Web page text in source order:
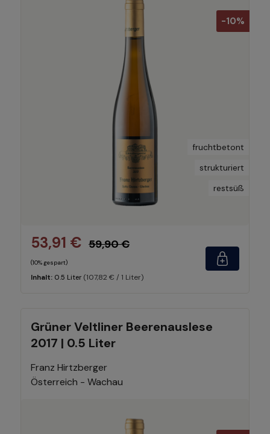
-10%
fruchtbetont
strukturiert
restsüß
53,91 € 59,90 €
(10% gespart)
Inhalt: 0.5 Liter (107,82 € / 1 Liter)
Grüner Veltliner Beerenauslese
2017 | 0.5 Liter
Franz Hirtzberger
Österreich - Wachau